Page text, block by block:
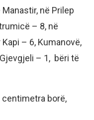
në Prilep
– 8, në
– 6, Kumanovë,
– 1, bëri të
centimetra borë,